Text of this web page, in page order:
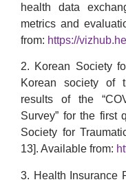
health data
metrics and
from: https://
2. Korean Society
Korean society of
results of the
Survey” for the first
Society for
13]. Available from:
3. Health Insurance